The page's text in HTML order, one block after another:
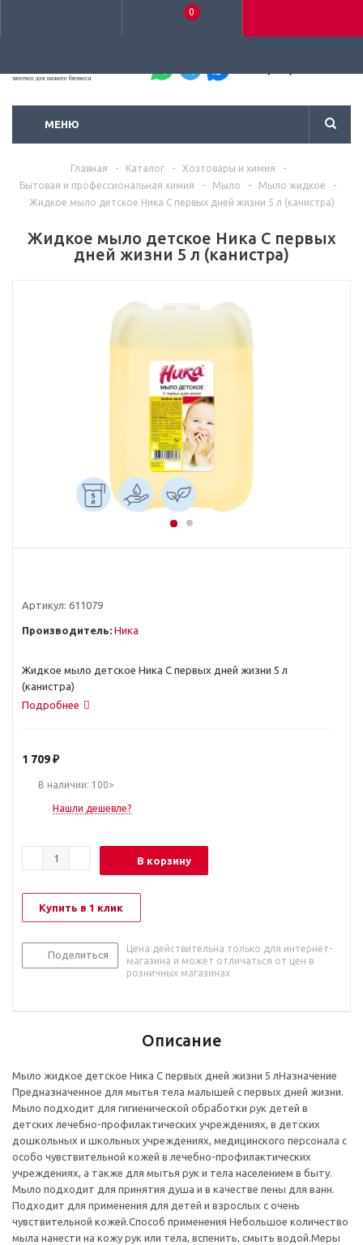
0
МЕНЮ
Главная - Каталог - Хозтовары и химия
-
Бытовая и профессиональная химия
- Мыло - Мыло жидкое
-
Жидкое мыло детское Ника С первых дней жизни 5 л (канистра)
Жидкое мыло детское Ника С первых
дней жизни 5 л (канистра)
Артикул: 611079
Производитель: Ника
Жидкое мыло детское Ника С первых дней жизни 5 л
(канистра)
Подробнее
1 709₽
В наличии: 100>
Нашли дешевле?
В корзину
Купить в 1 клик
Поделиться
Цена действительна только для интернет-
магазина и может отличаться от цен в
розничных магазинах
Описание
Мыло жидкое детское Ника С первых дней жизни 5 лНазначение
Предназначенное для мытья тела малышей с первых дней жизни.
Мыло подходит для гигиенической обработки рук детей в
детских лечебно-профилактических учреждениях, в детских
дошкольных и школьных учреждениях, медицинского персонала с
особо чувствительной кожей в лечебно-профилактических
учреждениях, а также для мытья рук и тела населением в быту.
Мыло подходит для принятия душа и в качестве пены для ванн.
Подходит для применения для детей и взрослых с очень
чувствительной кожей.Способ применения Небольшое количество
мыла нанести на кожу рук или тела, вспенить, смыть водой.Меры